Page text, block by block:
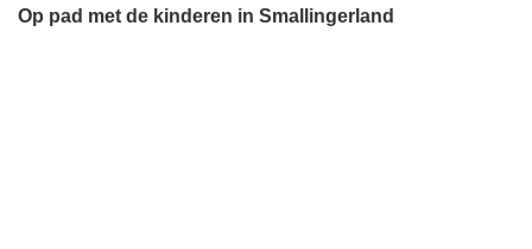
Op pad met de kinderen in Smallingerland